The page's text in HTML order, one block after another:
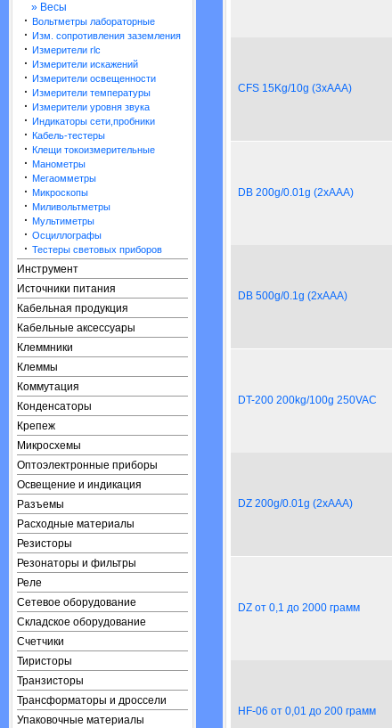
» Весы
· Вольтметры лабораторные
· Изм. сопротивления заземления
· Измерители rlc
· Измерители искажений
· Измерители освещенности
· Измерители температуры
· Измерители уровня звука
· Индикаторы сети,пробники
· Кабель-тестеры
· Клещи токоизмерительные
· Манометры
· Мегаомметры
· Микроскопы
· Миливольтметры
· Мультиметры
· Осциллографы
· Тестеры световых приборов
Инструмент
Источники питания
Кабельная продукция
Кабельные аксессуары
Клеммники
Клеммы
Коммутация
Конденсаторы
Крепеж
Микросхемы
Оптоэлектронные приборы
Освещение и индикация
Разъемы
Расходные материалы
Резисторы
Резонаторы и фильтры
Реле
Сетевое оборудование
Складское оборудование
Счетчики
Тиристоры
Транзисторы
Трансформаторы и дроссели
Упаковочные материалы
CFS 15Kg/10g (3xAAA)
DB 200g/0.01g (2xAAA)
DB 500g/0.1g (2xAAA)
DT-200 200kg/100g 250VAC
DZ 200g/0.01g (2xAAA)
DZ от 0,1 до 2000 грамм
HF-06 от 0,01 до 200 грамм